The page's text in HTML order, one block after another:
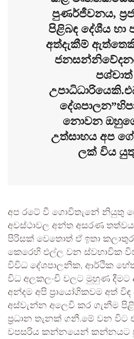
පුණර්ජීවනය,
පිළිබඳ දේශීය හා
අත්දැකීම්
පශ්චාත්
නොවන
උත්සාහය අප
ලක් විය
අප රටේ වී ගොවිතැනේ නියුතු
අවස්ථාවල අන්ත අසරණ
පිරිසක් වෙතොත් ඒ ඉතා
කෙරෙහි එල්ල වන ස්වභාවික
විවිධ දේශපාලනික, ආර්ථික
විධ අලකලංචි වලට මුහුණ දීමට
අන්දම අපි ප්‍රායෝගිකවම අත්
අස්වැන්න අලෙවි කර ගැනීම
ප්‍රධාන තැනක් ගනී.මේ වන විට
වපසරිය කන්නයෙන් කන්නයට